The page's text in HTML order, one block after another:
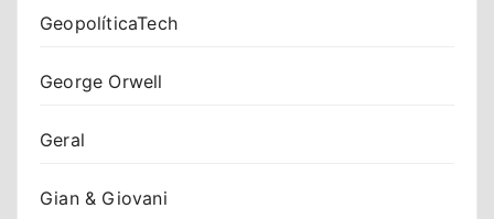
GeopolíticaTech
George Orwell
Geral
Gian & Giovani